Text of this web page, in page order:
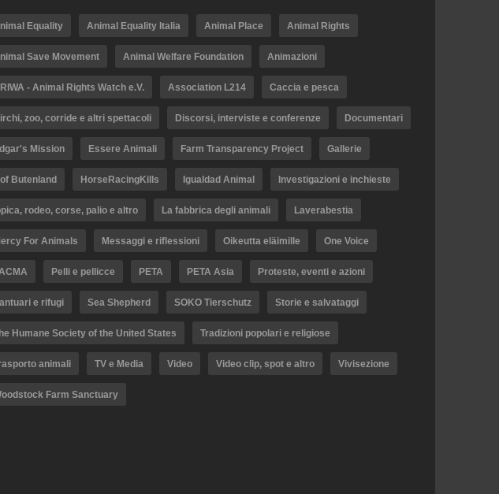
Equality Animal Equality Italia Animal Place Animal Rights
Save Movement Animal Welfare Foundation Animazioni
- Animal Rights Watch e.V. Association L214 Caccia e pesca
zoo, corride e altri spettacoli Discorsi, interviste e conferenze Documentari
Mission Essere Animali Farm Transparency Project Gallerie
Butenland HorseRacingKills Igualdad Animal Investigazioni e inchieste
rodeo, corse, palio e altro La fabbrica degli animali Laverabestia
For Animals Messaggi e riflessioni Oikeutta eläimille One Voice
Pelli e pellicce PETA PETA Asia Proteste, eventi e azioni
e rifugi Sea Shepherd SOKO Tierschutz Storie e salvataggi
Humane Society of the United States Tradizioni popolari e religiose
animali TV e Media Video Video clip, spot e altro Vivisezione
Farm Sanctuary